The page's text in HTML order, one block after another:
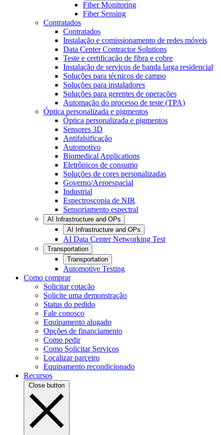
Fiber Monitoring
Fiber Sensing
Contratados
Contratados
Instalação e comissionamento de redes móveis
Data Center Contractor Solutions
Teste e certificação de fibra e cobre
Instalação de serviços de banda larga residencial
Soluções para técnicos de campo
Soluções para instaladores
Soluções para gerentes de operações
Automação do processo de teste (TPA)
Óptica personalizada e pigmentos
Óptica personalizada e pigmentos
Sensores 3D
Antifalsificação
Automotivo
Biomedical Applications
Eletrônicos de consumo
Soluções de cores personalizadas
Governo/Aeroespacial
Industrial
Espectroscopia de NIR
Sensoriamento espectral
AI Infrastructure and OPs
AI Infrastructure and OPs
AI Data Center Networking Test
Transportation
Transportation
Automotive Testing
Como comprar
Solicitar cotação
Solicite uma demonstração
Status do pedido
Fale conosco
Equipamento alugado
Opções de financiamento
Como pedir
Como Solicitar Serviços
Localizar parceiro
Equipamento recondicionado
Recursos
Close button